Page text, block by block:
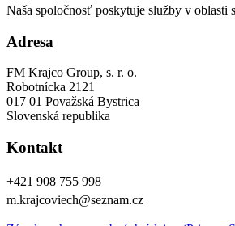
Naša spoločnosť poskytuje služby v oblasti
Adresa
FM Krajco Group, s. r. o.
Robotnícka 2121
017 01 Považská Bystrica
Slovenská republika
Kontakt
+421 908 755 998
m.krajcoviech@seznam.cz